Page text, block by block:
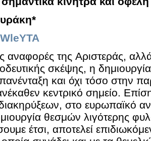
αναφορές της Aριστεράς,
σκέψης, η
και όχι τόσο στην
κεντρικό σημείο.
στο ευρωπαϊκό
θεσμών λιγότερης
έτσι, αποτελεί